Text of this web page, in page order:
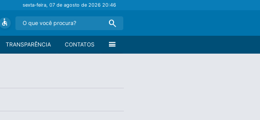
sexta-feira, 07 de agosto de 202620:46
Accessible Search
menu
CONTATOS
TRANSPARÊNCIA